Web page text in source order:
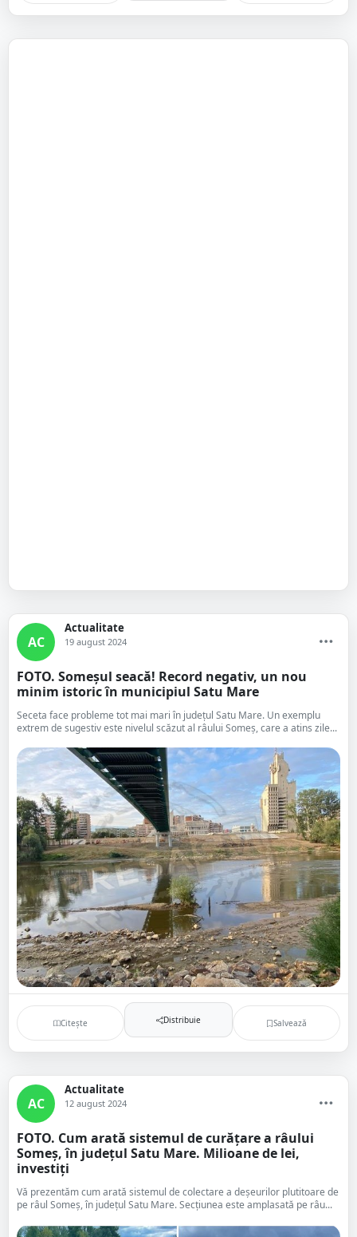
AC
Actualitate
19 august 2024
FOTO. Someșul seacă! Record negativ, un nou
minim istoric în municipiul Satu Mare
Seceta face probleme tot mai mari în județul Satu Mare. Un exemplu
extrem de sugestiv este nivelul scăzut al râului Someș, care a atins zile...
Citește Distribuie Salvează
AC
Actualitate
12 august 2024
FOTO. Cum arată sistemul de curățare a râului
Someș, în județul Satu Mare. Milioane de lei,
investiți
Vă prezentăm cum arată sistemul de colectare a deșeurilor plutitoare de
pe râul Someș, în județul Satu Mare. Secțiunea este amplasată pe râu...